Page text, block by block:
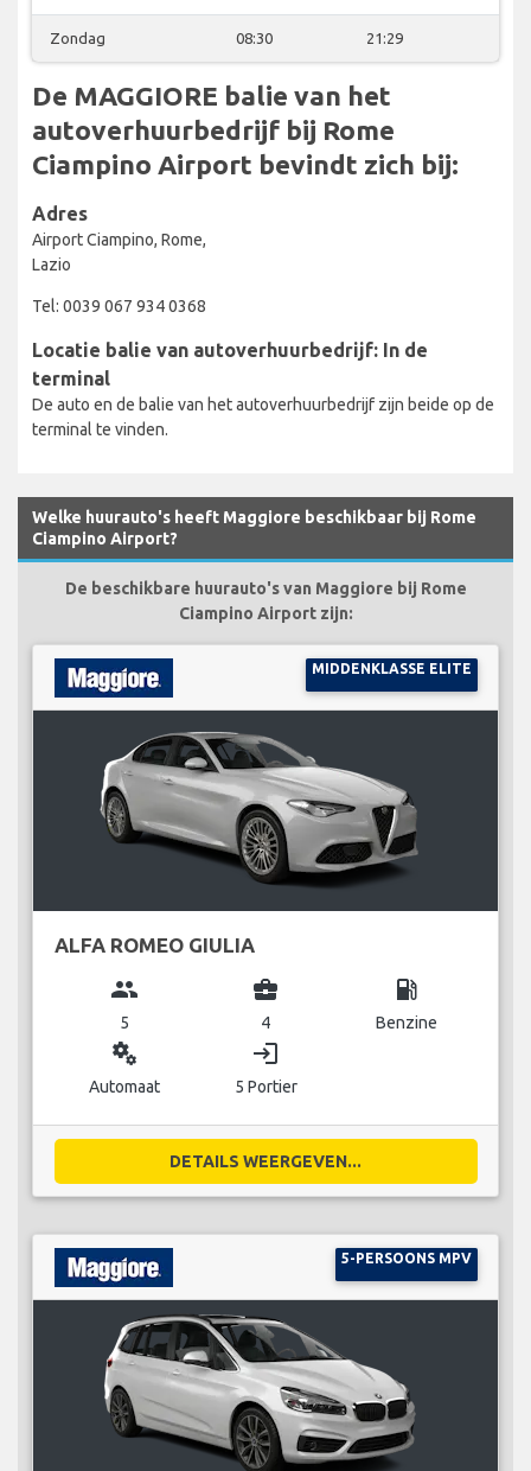
Zondag 08:30 21:29
De MAGGIORE balie van het
autoverhuurbedrijf bij Rome
Ciampino Airport bevindt zich bij:
Adres
Airport Ciampino, Rome,
Lazio
Tel: 0039 067 934 0368
Locatie balie van autoverhuurbedrijf: In de
terminal
De auto en de balie van het autoverhuurbedrijf zijn beide op de
terminal te vinden.
Welke huurauto's heeft Maggiore beschikbaar bij Rome
Ciampino Airport?
De beschikbare huurauto's van Maggiore bij Rome
Ciampino Airport zijn:
MIDDENKLASSE ELITE
ALFA ROMEO GIULIA
group
5
business_center
4
local_gas_station
Benzine
miscellaneous_services
Automaat
login
5 Portier
DETAILS WEERGEVEN...
5-PERSOONS MPV